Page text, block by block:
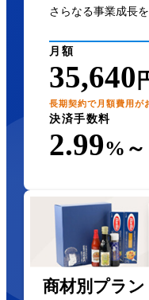
さらなる事業成長
月額
35,640
長期契約で月額費用が
決済手数料
2.99%～
商材別プラン